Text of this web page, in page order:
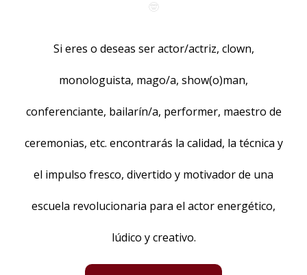
Si eres o deseas ser actor/actriz, clown,
monologuista, mago/a, show(o)man,
conferenciante, bailarín/a, performer, maestro de
ceremonias, etc. encontrarás la calidad, la técnica y
el impulso fresco, divertido y motivador de una
escuela revolucionaria para el actor energético,
lúdico y creativo.